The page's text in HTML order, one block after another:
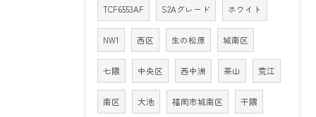
TCF6553AF S2Aグレード ホワイト
NW1 西区 生の松原 城南区
七隈 中央区 西中洲 茶山 荒江
南区 大池 福岡市城南区 干隈